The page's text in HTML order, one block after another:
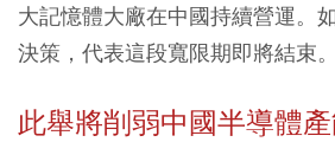
大記憶體大廠在中國持續營運。
決策，代表這段寬限期即將結束。
此舉將削弱中國半導體